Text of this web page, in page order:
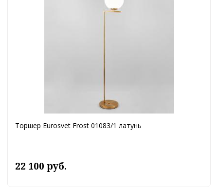
Торшер Eurosvet Frost 01083/1 латунь
22 100 руб.